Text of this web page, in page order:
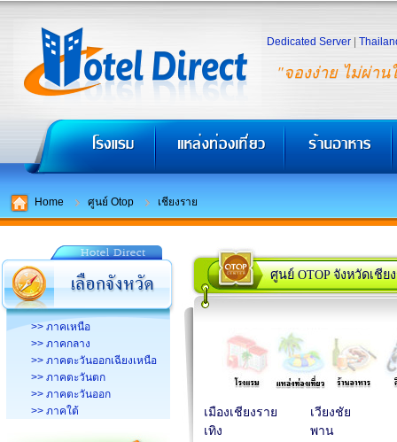
"จองง่าย ไม่ผ่าน
Dedicated Server
Home ศูนย์ Otop เชียงราย
>> ภาคเหนือ
>> ภาคกลาง
>> ภาคตะวันออกเฉียงเหนือ
>> ภาคตะวันตก
>> ภาคตะวันออก
>> ภาคใต้
ศูนย์ OTOP จังหวัดเชีย
เมืองเชียงราย
เวียงชัย
เทิง
พาน